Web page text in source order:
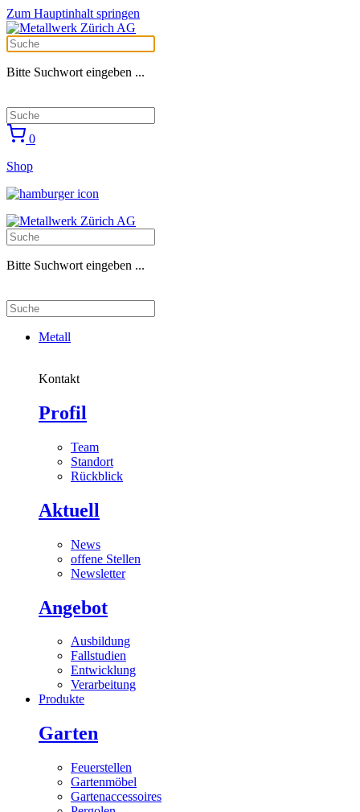
Zum Hauptinhalt springen
Bitte Suchwort eingeben ...
0
Shop
Bitte Suchwort eingeben ...
Metall
Kontakt
Profil
Team
Standort
Rückblick
Aktuell
News
offene Stellen
Newsletter
Angebot
Ausbildung
Fallstudien
Entwicklung
Verarbeitung
Produkte
Garten
Feuerstellen
Gartenmöbel
Gartenaccessoires